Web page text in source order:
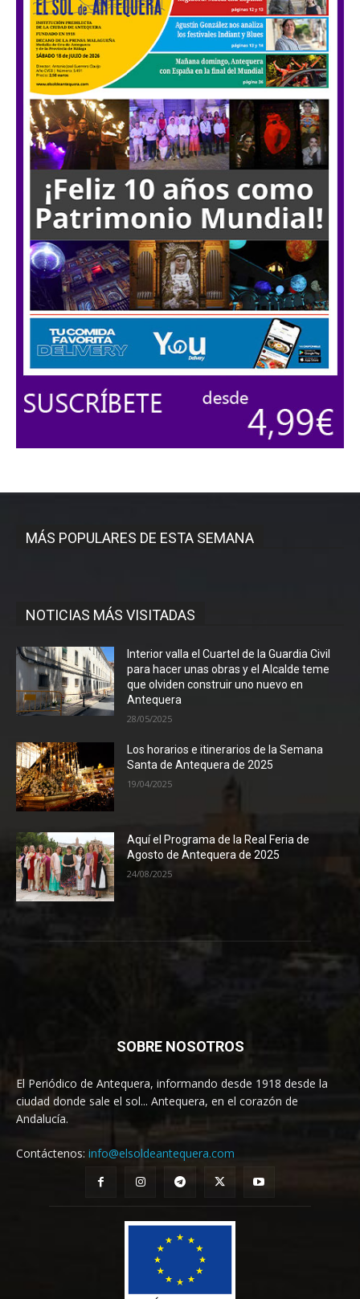
MÁS POPULARES DE ESTA SEMANA
NOTICIAS MÁS VISITADAS
Interior valla el Cuartel de la Guardia Civil
para hacer unas obras y el Alcalde teme
que olviden construir uno nuevo en
Antequera
28/05/2025
Los horarios e itinerarios de la Semana
Santa de Antequera de 2025
19/04/2025
Aquí el Programa de la Real Feria de
Agosto de Antequera de 2025
24/08/2025
SOBRE NOSOTROS
El Periódico de Antequera, informando desde 1918 desde la
ciudad donde sale el sol... Antequera, en el corazón de
Andalucía.
Contáctenos: info@elsoldeantequera.com